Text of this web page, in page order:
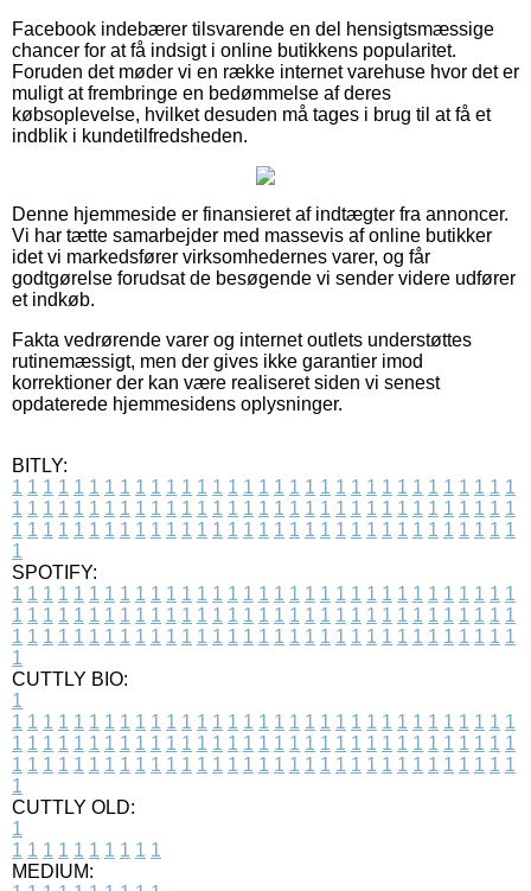
Facebook indebærer tilsvarende en del hensigtsmæssige
chancer for at få indsigt i online butikkens popularitet.
Foruden det møder vi en række internet varehuse hvor det er
muligt at frembringe en bedømmelse af deres
købsoplevelse, hvilket desuden må tages i brug til at få et
indblik i kundetilfredsheden.
Denne hjemmeside er finansieret af indtægter fra annoncer.
Vi har tætte samarbejder med massevis af online butikker
idet vi markedsfører virksomhedernes varer, og får
godtgørelse forudsat de besøgende vi sender videre udfører
et indkøb.
Fakta vedrørende varer og internet outlets understøttes
rutinemæssigt, men der gives ikke garantier imod
korrektioner der kan være realiseret siden vi senest
opdaterede hjemmesidens oplysninger.
BITLY:
1 1 1 1 1 1 1 1 1 1 1 1 1 1 1 1 1 1 1 1 1 1 1 1 1 1 1 1 1 1 1 1 1
1 1 1 1 1 1 1 1 1 1 1 1 1 1 1 1 1 1 1 1 1 1 1 1 1 1 1 1 1 1 1 1 1
1 1 1 1 1 1 1 1 1 1 1 1 1 1 1 1 1 1 1 1 1 1 1 1 1 1 1 1 1 1 1 1 1
1
SPOTIFY:
1 1 1 1 1 1 1 1 1 1 1 1 1 1 1 1 1 1 1 1 1 1 1 1 1 1 1 1 1 1 1 1 1
1 1 1 1 1 1 1 1 1 1 1 1 1 1 1 1 1 1 1 1 1 1 1 1 1 1 1 1 1 1 1 1 1
1 1 1 1 1 1 1 1 1 1 1 1 1 1 1 1 1 1 1 1 1 1 1 1 1 1 1 1 1 1 1 1 1
1
CUTTLY BIO:
1
1 1 1 1 1 1 1 1 1 1 1 1 1 1 1 1 1 1 1 1 1 1 1 1 1 1 1 1 1 1 1 1 1
1 1 1 1 1 1 1 1 1 1 1 1 1 1 1 1 1 1 1 1 1 1 1 1 1 1 1 1 1 1 1 1 1
1 1 1 1 1 1 1 1 1 1 1 1 1 1 1 1 1 1 1 1 1 1 1 1 1 1 1 1 1 1 1 1 1
1
CUTTLY OLD:
1
1 1 1 1 1 1 1 1 1 1
MEDIUM: